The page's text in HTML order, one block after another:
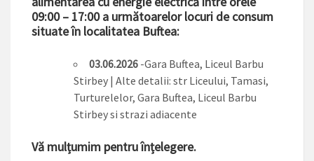
09:00 – 17:00 a următoarelor locuri de consum
situate în localitatea Buftea:
03.06.2026 -Gara Buftea, Liceul Barbu
Stirbey | Alte detalii: str Liceului, Tamasi,
Turturelelor, Gara Buftea, Liceul Barbu
Stirbey si strazi adiacente
Vă mulțumim pentru înțelegere.